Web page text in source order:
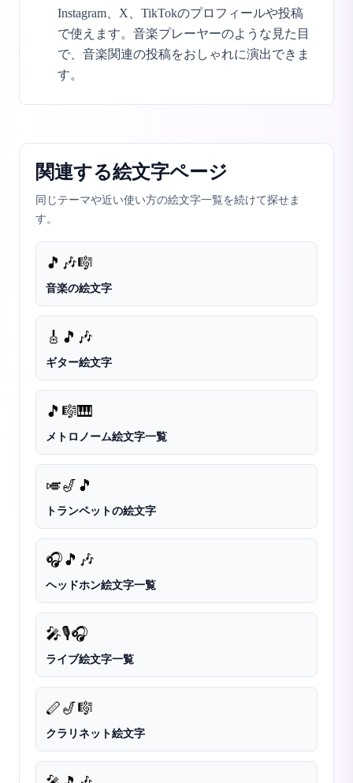
Instagram、X、TikTokのプロフィールや投稿
で使えます。音楽プレーヤーのような見た目
で、音楽関連の投稿をおしゃれに演出できま
す。
関連する絵文字ページ
同じテーマや近い使い方の絵文字一覧を続けて探せま
す。
🎵 🎶🎼
音楽の絵文字
🎸 🎵 🎶
ギター絵文字
🎵 🎼🎹
メトロノーム絵文字一覧
🎺🎷 🎵
トランペットの絵文字
🎧🎵 🎶
ヘッドホン絵文字一覧
🎤🎙️🎧
ライブ絵文字一覧
🪈🎷🎼
クラリネット絵文字